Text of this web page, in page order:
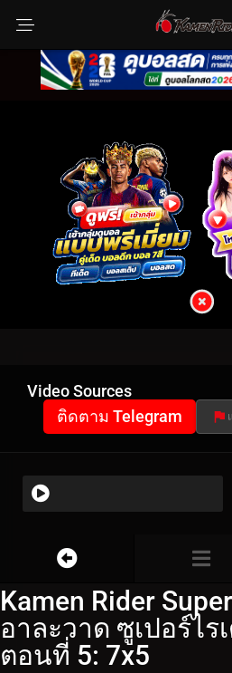
Video Sources
ติดตาม Telegram
Kamen Rider
อาละวาด ซูเปอร์ไร
ตอนที่ 5: 7x5